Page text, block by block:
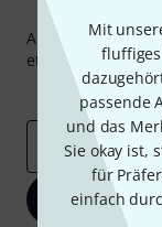
Mit
passende
und das
Sie okay ist,
für
einfach
Abonniere den
etwas Glück
E-Mail-Adresse